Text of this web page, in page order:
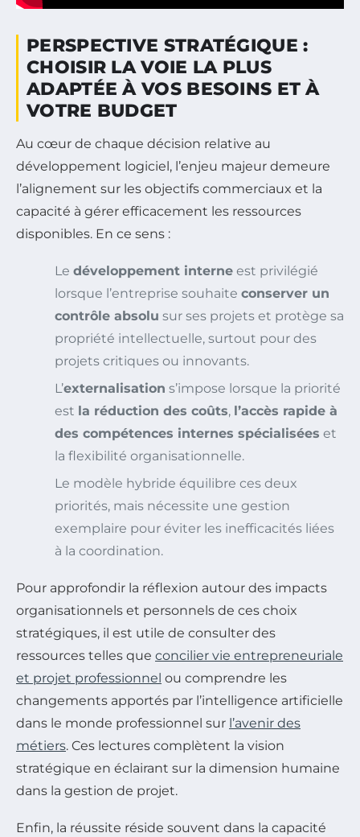
PERSPECTIVE STRATÉGIQUE :
CHOISIR LA VOIE LA PLUS
ADAPTÉE À VOS BESOINS ET À
VOTRE BUDGET
Au cœur de chaque décision relative au
développement logiciel, l’enjeu majeur demeure
l’alignement sur les objectifs commerciaux et la
capacité à gérer efficacement les ressources
disponibles. En ce sens :
Le développement interne est privilégié
lorsque l’entreprise souhaite conserver un
contrôle absolu sur ses projets et protège sa
propriété intellectuelle, surtout pour des
projets critiques ou innovants.
L’externalisation s’impose lorsque la priorité
est la réduction des coûts, l’accès rapide à
des compétences internes spécialisées et
la flexibilité organisationnelle.
Le modèle hybride équilibre ces deux
priorités, mais nécessite une gestion
exemplaire pour éviter les inefficacités liées
à la coordination.
Pour approfondir la réflexion autour des impacts
organisationnels et personnels de ces choix
stratégiques, il est utile de consulter des
ressources telles que concilier vie entrepreneuriale
et projet professionnel ou comprendre les
changements apportés par l’intelligence artificielle
dans le monde professionnel sur l’avenir des
métiers. Ces lectures complètent la vision
stratégique en éclairant sur la dimension humaine
dans la gestion de projet.
Enfin, la réussite réside souvent dans la capacité